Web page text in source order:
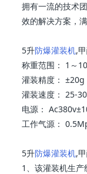
拥有一流的技术
效的解决方案，
5升防爆灌装机,
称重范围： 1～
灌装精度： ±20g
灌装速度： 25-
电源：
工作气源：
5升防爆灌装机,
1、该灌装机生